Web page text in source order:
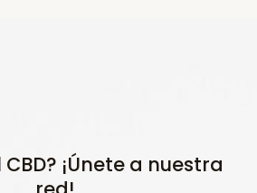
¡Únete a nuestra